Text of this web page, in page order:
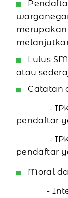
Lulus
atau
Catatan
- IPK
pendaftar
- IPK
pendaftar
Moral
-